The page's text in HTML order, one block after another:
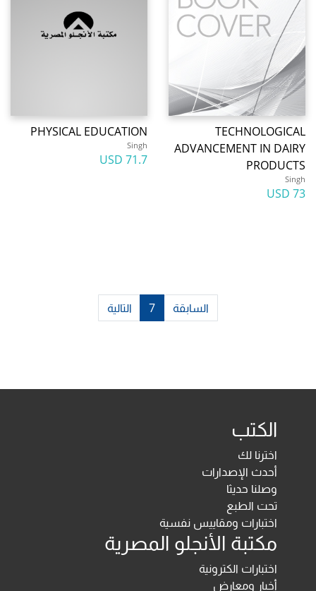
TECHNOLOGICAL
ADVANCEMENT IN DAIRY
PRODUCTS
Singh
73 USD
PHYSICAL EDUCATION
Singh
71.7 USD
السابقة 7 التالية
الكتب
اخترنا لك
أحدث الإصدارات
وصلنا حديثا
تحت الطبع
اختبارات ومقاييس نفسية
مكتبة الأنجلو المصرية
اختبارات الكترونية
أخبار ومعارض